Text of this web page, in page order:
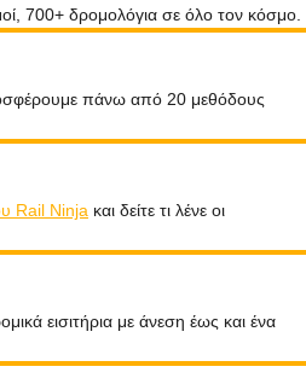
700+ δρομολόγια σε όλο τον κόσμο.
πάνω από 20 μεθόδους
Rail Ninja και δείτε τι λένε οι
εισιτήρια με άνεση έως και ένα